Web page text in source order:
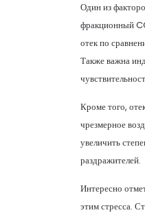
Один из
фракционный
отек по
Также важна
Кроме того,
чрезмерное
увеличить
раздражителей.
Интересно
этим стресса.